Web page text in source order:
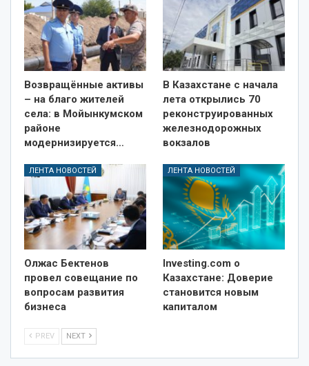
Возвращённые активы
– на благо жителей
села: в Мойынкумском
районе
модернизируется…
В Казахстане с начала
лета открылись 70
реконструированных
железнодорожных
вокзалов
ЛЕНТА НОВОСТЕЙ
Олжас Бектенов
провел совещание по
вопросам развития
бизнеса
ЛЕНТА НОВОСТЕЙ
Investing.com о
Казахстане: Доверие
становится новым
капиталом
PREV NEXT